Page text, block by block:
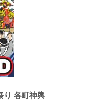
り 各町神輿